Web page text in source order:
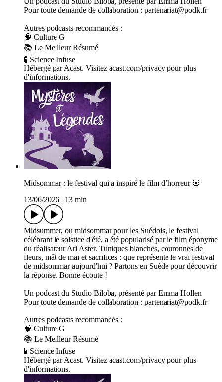
Pour toute demande de collaboration : partenariat@podk.fr
Autres podcasts recommandés :
🧠 Culture G
📚 Le Meilleur Résumé
🧪 Science Infuse
Hébergé par Acast. Visitez acast.com/privacy pour plus
d'informations.
Midsommar : le festival qui a inspiré le film d’horreur 🌸
13/06/2026
13 min
Midsummer, ou midsommar pour les Suédois, le festival
célébrant le solstice d'été, a été popularisé par le film éponyme
du réalisateur Ari Aster. Tuniques blanches, couronnes de
fleurs, mât de mai et sacrifices : que représente le vrai festival
de midsommar aujourd'hui ? Partons en Suède pour découvrir
la réponse. Bonne écoute !
Un podcast du Studio Biloba, présenté par Emma Hollen
Pour toute demande de collaboration : partenariat@podk.fr
Autres podcasts recommandés :
🧠 Culture G
📚 Le Meilleur Résumé
🧪 Science Infuse
Hébergé par Acast. Visitez acast.com/privacy pour plus
d'informations.